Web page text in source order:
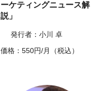
ーケティングニュース解
説」
発行者：小川 卓
価格：550円/月（税込）